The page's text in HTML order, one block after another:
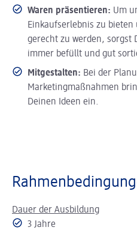
Waren präsentieren: Um
Einkaufserlebnis zu
gerecht zu werden, sorgst
immer befüllt und gut
Mitgestalten: Bei der
Marketingmaßnahmen
Deinen Ideen ein.
Dauer der Ausbildung
3 Jahre